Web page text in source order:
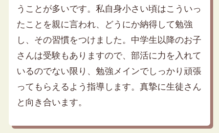
うことが多いです。私自身小さい頃はこういっ
たことを親に言われ、どうにか納得して勉強
し、その習慣をつけました。中学生以降のお子
さんは受験もありますので、部活に力を入れて
いるのでない限り、勉強メインでしっかり頑張
ってもらえるよう指導します。真摯に生徒さん
と向き合います。